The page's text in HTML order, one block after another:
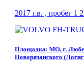
2017 г.в. , пробег 1
Площадка: МО, г.
Новорязанского